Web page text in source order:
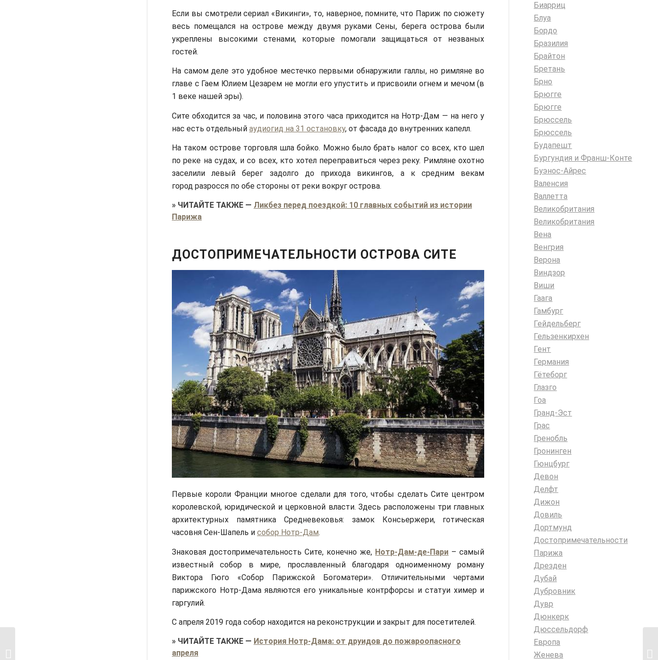
Если вы смотрели сериал «Викинги», то, наверное, помните, что Париж по сюжету
весь помещался на острове между двумя руками Сены, берега острова были
укреплены высокими стенами, которые помогали защищаться от незваных
гостей.
На самом деле это удобное местечко первыми обнаружили галлы, но римляне во
главе с Гаем Юлием Цезарем не могли его упустить и присвоили огнем и мечом (в
1 веке нашей эры).
Сите обходится за час, и половина этого часа приходится на Нотр-Дам — на него у
нас есть отдельный аудиогид на 31 остановку, от фасада до внутренних капелл.
На таком острове торговля шла бойко. Можно было брать налог со всех, кто шел
по реке на судах, и со всех, кто хотел переправиться через реку. Римляне охотно
заселили левый берег задолго до прихода викингов, а к средним векам
город разросся по обе стороны от реки вокруг острова.
» ЧИТАЙТЕ ТАКЖЕ — Ликбез перед поездкой: 10 главных событий из истории
Парижа
ДОСТОПРИМЕЧАТЕЛЬНОСТИ ОСТРОВА СИТЕ
Первые короли Франции многое сделали для того, чтобы сделать Сите центром
королевской, юридической и церковной власти. Здесь расположены три главных
архитектурных памятника Средневековья: замок Консьержери, готическая
часовня Сен-Шапель и собор Нотр-Дам.
Знаковая достопримечательность Сите, конечно же, Нотр-Дам-де-Пари – самый
известный собор в мире, прославленный благодаря одноименному роману
Виктора Гюго «Собор Парижской Богоматери». Отличительными чертами
парижского Нотр-Дама являются его уникальные контрфорсы и статуи химер и
гаргулий.
С апреля 2019 года собор находится на реконструкции и закрыт для посетителей.
» ЧИТАЙТЕ ТАКЖЕ — История Нотр-Дама: от друидов до пожароопасного
апреля
Биарриц
Блуа
Бордо
Бразилия
Брайтон
Бретань
Брно
Брюгге
Брюгге
Брюссель
Брюссель
Будапешт
Бургундия и Франш-Конте
Буэнос-Айрес
Валенсия
Валлетта
Великобритания
Великобритания
Вена
Венгрия
Верона
Виндзор
Виши
Гаага
Гамбург
Гейдельберг
Гельзенкирхен
Гент
Германия
Гётеборг
Глазго
Гоа
Гранд-Эст
Грас
Гренобль
Гронинген
Гюнцбург
Девон
Делфт
Дижон
Довиль
Дортмунд
Достопримечательности
Парижа
Дрезден
Дубай
Дубровник
Дувр
Дюнкерк
Дюссельдорф
Европа
Женева